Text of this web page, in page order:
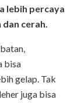
lebih percaya
cerah.
bisa
gelap. Tak
juga bisa